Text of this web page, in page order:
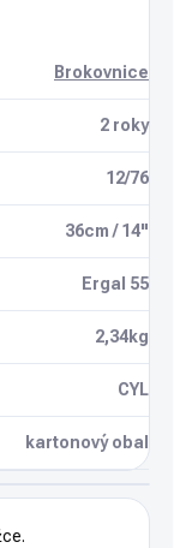
Brokovnice
2 roky
12/76
36cm / 14"
Ergal 55
2,34kg
CYL
kartonový obal